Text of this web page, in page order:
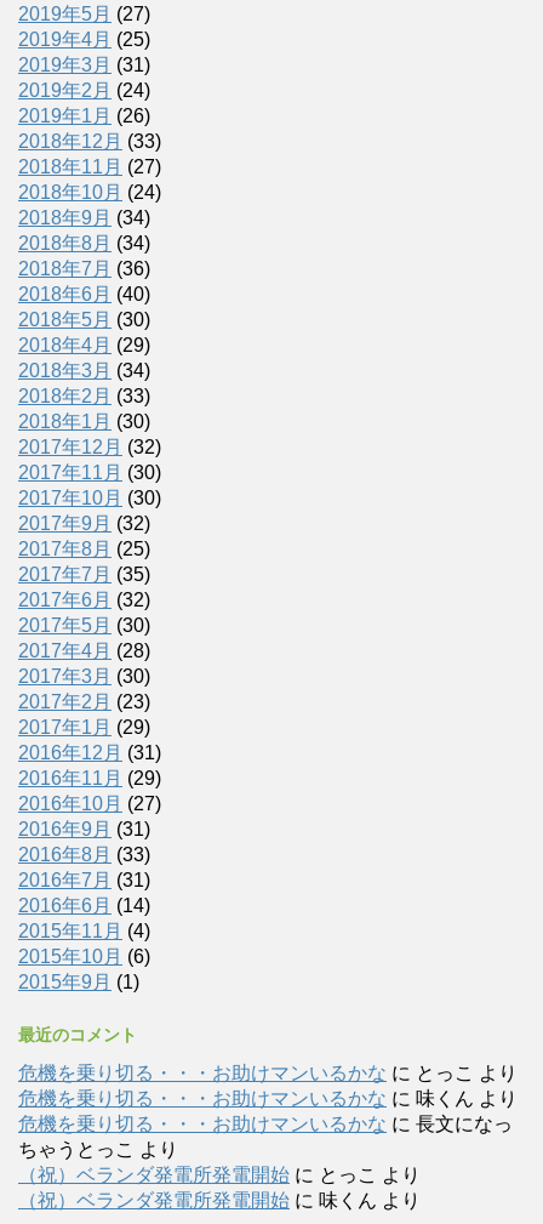
2019年5月 (27)
2019年4月 (25)
2019年3月 (31)
2019年2月 (24)
2019年1月 (26)
2018年12月 (33)
2018年11月 (27)
2018年10月 (24)
2018年9月 (34)
2018年8月 (34)
2018年7月 (36)
2018年6月 (40)
2018年5月 (30)
2018年4月 (29)
2018年3月 (34)
2018年2月 (33)
2018年1月 (30)
2017年12月 (32)
2017年11月 (30)
2017年10月 (30)
2017年9月 (32)
2017年8月 (25)
2017年7月 (35)
2017年6月 (32)
2017年5月 (30)
2017年4月 (28)
2017年3月 (30)
2017年2月 (23)
2017年1月 (29)
2016年12月 (31)
2016年11月 (29)
2016年10月 (27)
2016年9月 (31)
2016年8月 (33)
2016年7月 (31)
2016年6月 (14)
2015年11月 (4)
2015年10月 (6)
2015年9月 (1)
最近のコメント
危機を乗り切る・・・お助けマンいるかな に とっこ より
危機を乗り切る・・・お助けマンいるかな に 味くん より
危機を乗り切る・・・お助けマンいるかな に 長文になっ
ちゃうとっこ より
（祝）ベランダ発電所発電開始 に とっこ より
（祝）ベランダ発電所発電開始 に 味くん より